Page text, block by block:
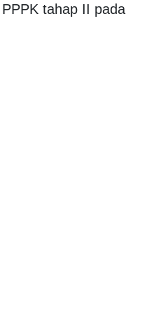
tahap II pada